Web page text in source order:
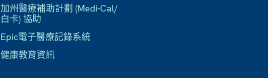
加州醫療補助計劃 (Medi-Cal/
白卡) 協助
Epic電子醫療記錄系統
健康教育資訊